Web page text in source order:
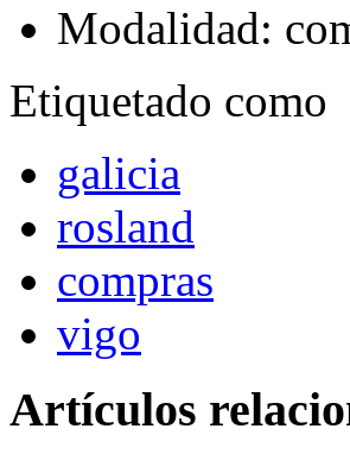
Modalidad:
Etiquetado como
galicia
rosland
compras
vigo
Artículos